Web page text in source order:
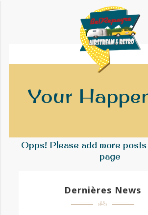
Your
Opps! Please add more
page
Dernières News